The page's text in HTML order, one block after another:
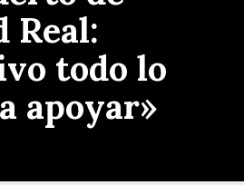
Real:
todo lo
apoyar»